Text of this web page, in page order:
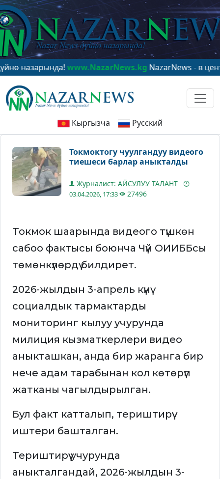
www.NazarNews.kgNazarNews - в центре
Кыргызча Русский
Токмоктогу чуулгандуу видеого
тиешеси барлар аныкталды
Журналист: АЙСУЛУУ ТАЛАНТ
03.04.2026, 17:33 27496
Токмок шаарында видеого түшкөн
сабоо фактысы боюнча Чүй ОИИББсы
төмөнкүлөрдү билдирет.
2026-жылдын 3-апрель күнү
социалдык тармактарды
мониторинг кылуу учурунда
милиция кызматкерлери видео
аныкташкан, анда бир жаранга бир
нече адам тарабынан кол көтөрүп
жатканы чагылдырылган.
Бул факт катталып, териштирүү
иштери башталган.
Териштирүү учурунда
аныкталгандай, 2026-жылдын 3-